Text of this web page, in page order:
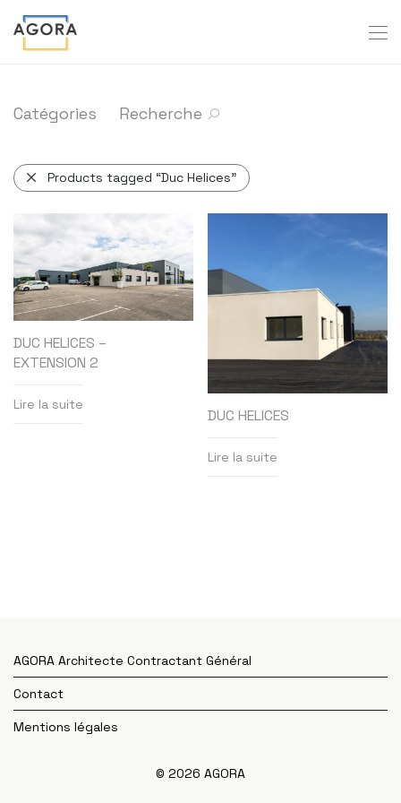
Catégories Recherche
Products tagged “Duc Helices”
DUC HELICES –
EXTENSION 2
Lire la suite
DUC HELICES
Lire la suite
AGORA Architecte Contractant Général
Contact
Mentions légales
© 2026 AGORA